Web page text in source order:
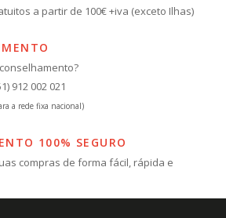
a partir de 100€ +iva (exceto Ilhas)
912 002 021
a rede fixa nacional)
100% SEGURO
compras de forma fácil, rápida e